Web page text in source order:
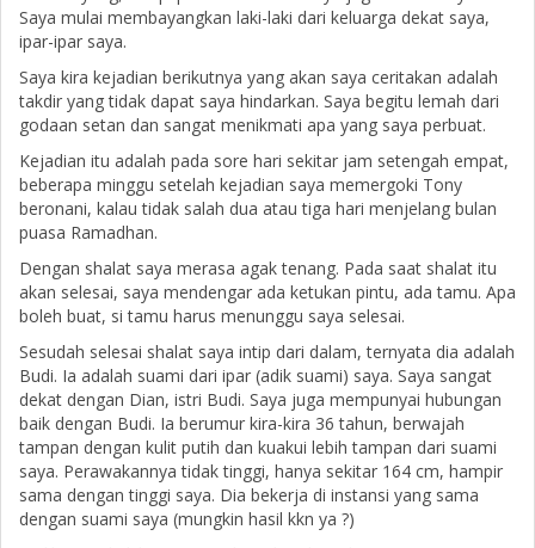
Saya mulai membayangkan laki-laki dari keluarga dekat saya,
ipar-ipar saya.
Saya kira kejadian berikutnya yang akan saya ceritakan adalah
takdir yang tidak dapat saya hindarkan. Saya begitu lemah dari
godaan setan dan sangat menikmati apa yang saya perbuat.
Kejadian itu adalah pada sore hari sekitar jam setengah empat,
beberapa minggu setelah kejadian saya memergoki Tony
beronani, kalau tidak salah dua atau tiga hari menjelang bulan
puasa Ramadhan.
Dengan shalat saya merasa agak tenang. Pada saat shalat itu
akan selesai, saya mendengar ada ketukan pintu, ada tamu. Apa
boleh buat, si tamu harus menunggu saya selesai.
Sesudah selesai shalat saya intip dari dalam, ternyata dia adalah
Budi. Ia adalah suami dari ipar (adik suami) saya. Saya sangat
dekat dengan Dian, istri Budi. Saya juga mempunyai hubungan
baik dengan Budi. Ia berumur kira-kira 36 tahun, berwajah
tampan dengan kulit putih dan kuakui lebih tampan dari suami
saya. Perawakannya tidak tinggi, hanya sekitar 164 cm, hampir
sama dengan tinggi saya. Dia bekerja di instansi yang sama
dengan suami saya (mungkin hasil kkn ya ?)